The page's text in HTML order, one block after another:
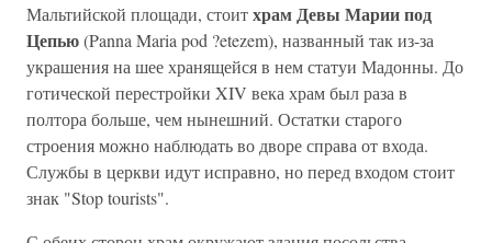
Мальтийской площади, стоитхрам Девы Марии под
Цепью(Panna Maria pod ?etezem), названный так из-за
украшения на шее хранящейся в нем статуи Мадонны. До
готической перестройки XIV века храм был раза в
полтора больше, чем нынешний. Остатки старого
строения можно наблюдать во дворе справа от входа.
Службы в церкви идут исправно, но перед входом стоит
знак "Stop tourists".